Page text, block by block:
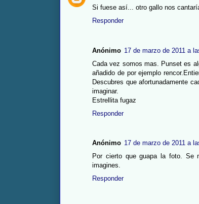
Si fuese así... otro gallo nos
Responder
Anónimo 17 de marzo de 2011 a
Cada vez somos mas. Punset es
añadido de por ejemplo
Descubres que afortunadamente
imaginar.
Estrellita fugaz
Responder
Anónimo 17 de marzo de 2011 a
Por cierto que guapa la foto. Se
imagines.
Responder